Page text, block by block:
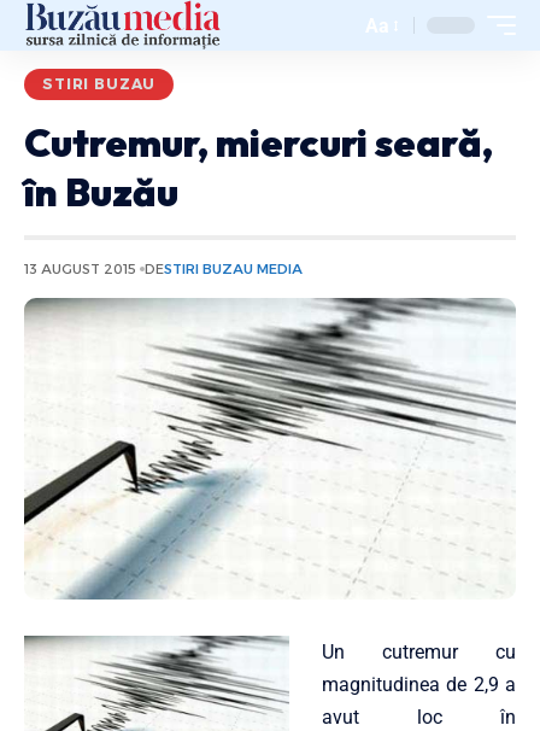
Aa
STIRI BUZAU
Cutremur, miercuri seară,
în Buzău
13 AUGUST 2015 DESTIRI BUZAU MEDIA
Un cutremur cu
magnitudinea de 2,9 a
avut loc în